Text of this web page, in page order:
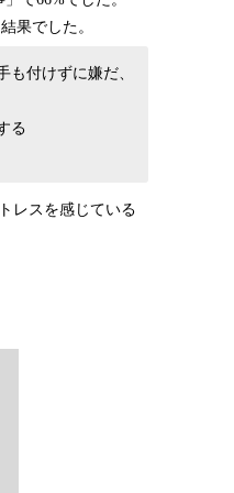
果でした。
付けずに嫌だ、
る
レスを感じている